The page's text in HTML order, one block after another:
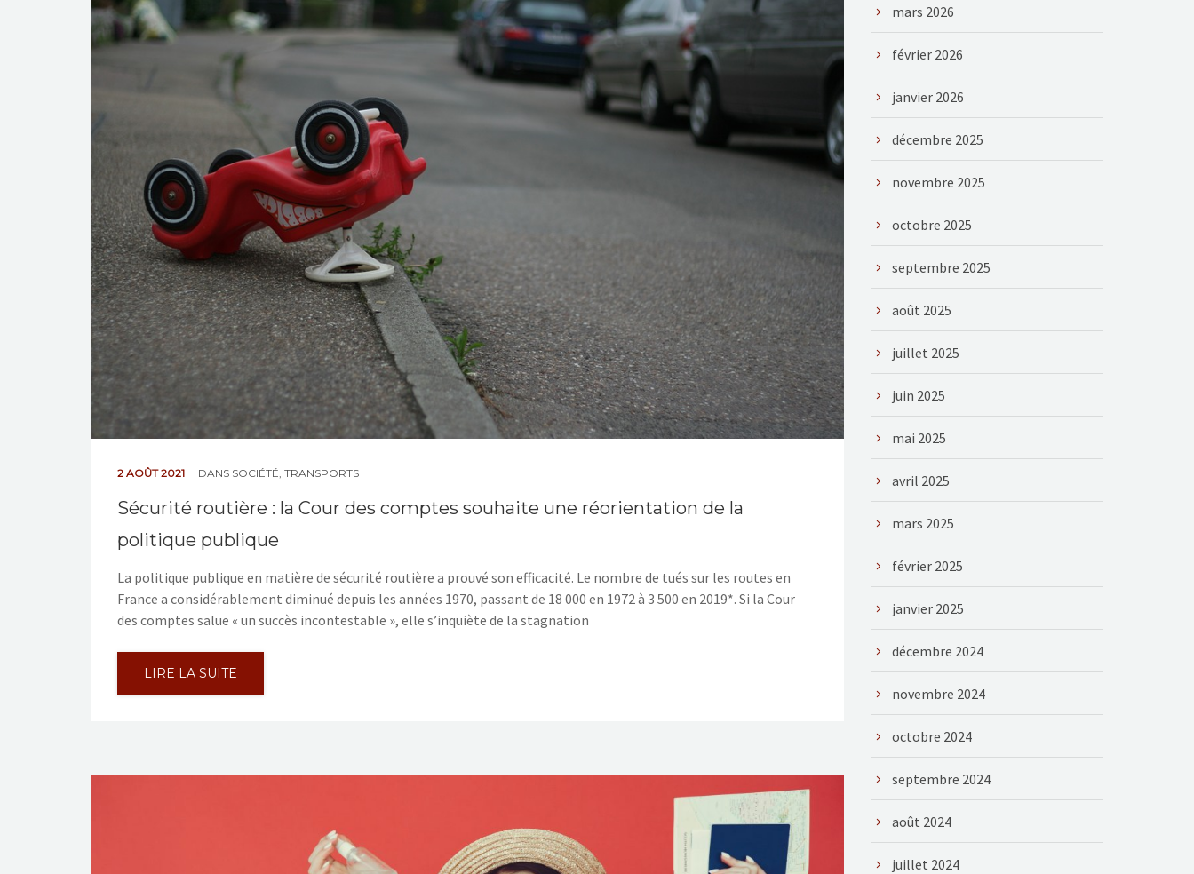
2 AOÛT 2021 DANS SOCIÉTÉ, TRANSPORTS
Sécurité routière : la Cour des comptes souhaite une réorientation de la
politique publique
La politique publique en matière de sécurité routière a prouvé son efficacité. Le nombre de tués sur les routes en
France a considérablement diminué depuis les années 1970, passant de 18 000 en 1972 à 3 500 en 2019*. Si la Cour
des comptes salue « un succès incontestable », elle s’inquiète de la stagnation
LIRE LA SUITE
mars 2026
février 2026
janvier 2026
décembre 2025
novembre 2025
octobre 2025
septembre 2025
août 2025
juillet 2025
juin 2025
mai 2025
avril 2025
mars 2025
février 2025
janvier 2025
décembre 2024
novembre 2024
octobre 2024
septembre 2024
août 2024
juillet 2024